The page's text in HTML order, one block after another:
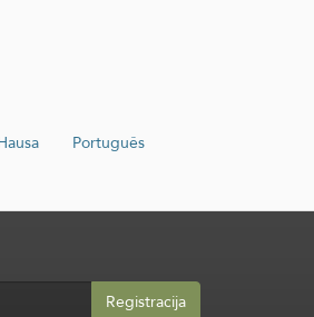
Português
Registracija